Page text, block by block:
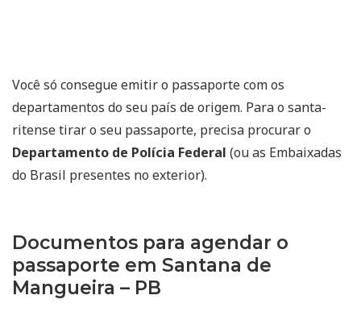
Você só consegue emitir o passaporte com os
departamentos do seu país de origem. Para o santa-
ritense tirar o seu passaporte, precisa procurar o
Departamento de Polícia Federal (ou as Embaixadas
do Brasil presentes no exterior).
Documentos para agendar o
passaporte em Santana de
Mangueira – PB